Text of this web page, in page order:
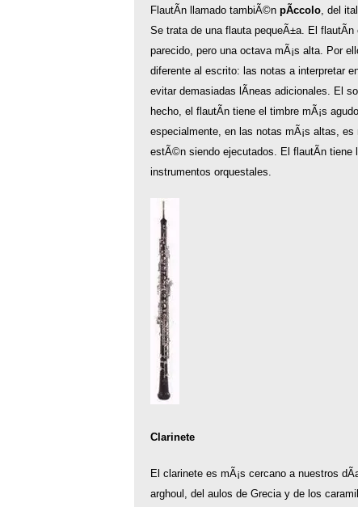
FlautÃ­n llamado tambiÃ©n pÃ­ccolo, del
Se trata de una flauta pequeÃ±a. El
parecido, pero una octava mÃ¡s alta. Por
diferente al escrito: las notas a interpretar
evitar demasiadas lÃ­neas adicionales. El
hecho, el flautÃ­n tiene el timbre mÃ¡s
especialmente, en las notas mÃ¡s altas,
estÃ©n siendo ejecutados. El flautÃ­n tiene
instrumentos orquestales.
Clarinete
El clarinete es mÃ¡s cercano a nuestros
arghoul, del aulos de Grecia y de los